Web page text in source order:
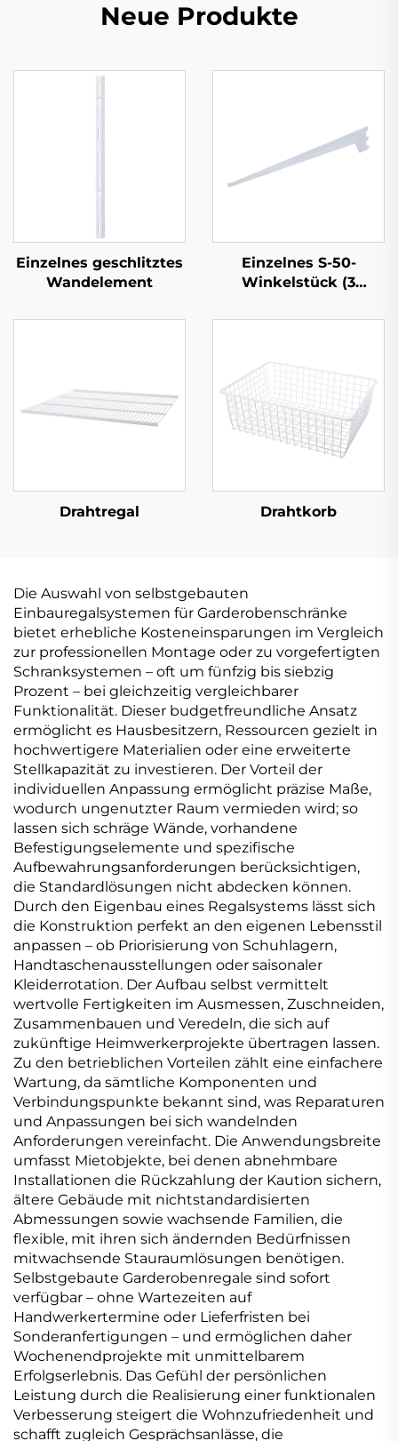
Neue Produkte
Einzelnes geschlitztes
Wandelement
Einzelnes S-50-
Winkelstück (3
Drahtregal Drahtkorb
Die Auswahl von selbstgebauten
Einbauregalsystemen für Garderobenschränke
bietet erhebliche Kosteneinsparungen im Vergleich
zur professionellen Montage oder zu vorgefertigten
Schranksystemen – oft um fünfzig bis siebzig
Prozent – bei gleichzeitig vergleichbarer
Funktionalität. Dieser budgetfreundliche Ansatz
ermöglicht es Hausbesitzern, Ressourcen gezielt in
hochwertigere Materialien oder eine erweiterte
Stellkapazität zu investieren. Der Vorteil der
individuellen Anpassung ermöglicht präzise Maße,
wodurch ungenutzter Raum vermieden wird; so
lassen sich schräge Wände, vorhandene
Befestigungselemente und spezifische
Aufbewahrungsanforderungen berücksichtigen,
die Standardlösungen nicht abdecken können.
Durch den Eigenbau eines Regalsystems lässt sich
die Konstruktion perfekt an den eigenen Lebensstil
anpassen – ob Priorisierung von Schuhlagern,
Handtaschenausstellungen oder saisonaler
Kleiderrotation. Der Aufbau selbst vermittelt
wertvolle Fertigkeiten im Ausmessen, Zuschneiden,
Zusammenbauen und Veredeln, die sich auf
zukünftige Heimwerkerprojekte übertragen lassen.
Zu den betrieblichen Vorteilen zählt eine einfachere
Wartung, da sämtliche Komponenten und
Verbindungspunkte bekannt sind, was Reparaturen
und Anpassungen bei sich wandelnden
Anforderungen vereinfacht. Die Anwendungsbreite
umfasst Mietobjekte, bei denen abnehmbare
Installationen die Rückzahlung der Kaution sichern,
ältere Gebäude mit nichtstandardisierten
Abmessungen sowie wachsende Familien, die
flexible, mit ihren sich ändernden Bedürfnissen
mitwachsende Stauraumlösungen benötigen.
Selbstgebaute Garderobenregale sind sofort
verfügbar – ohne Wartezeiten auf
Handwerkertermine oder Lieferfristen bei
Sonderanfertigungen – und ermöglichen daher
Wochenendprojekte mit unmittelbarem
Erfolgserlebnis. Das Gefühl der persönlichen
Leistung durch die Realisierung einer funktionalen
Verbesserung steigert die Wohnzufriedenheit und
schafft zugleich Gesprächsanlässe, die